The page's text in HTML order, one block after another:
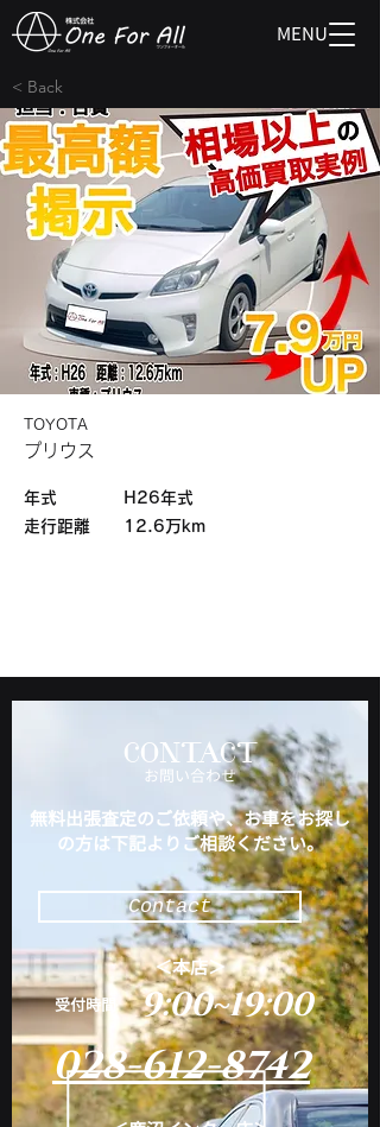
MENU
< Back
TOYOTA
プリウス
​年式
H26年式
​走行距離
12.6万km
CONTACT
​お問い合わせ
無料出張査定のご依頼や、お車をお探し
の方は下記よりご相談ください。
Contact
​受付時間 9:00~19:00
028-612-8742
＜本店＞